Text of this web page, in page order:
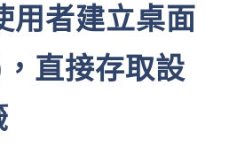
者建立桌面
直接存取設